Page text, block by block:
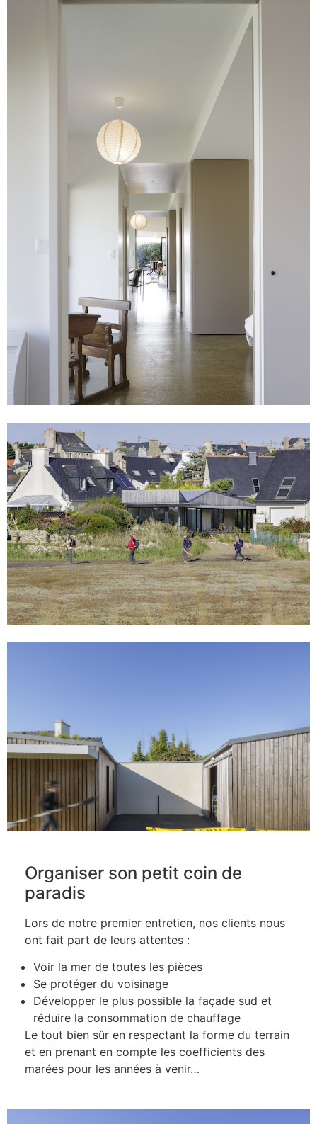
Organiser son petit coin de
paradis
Lors de notre premier entretien, nos clients nous
ont fait part de leurs attentes :
Voir la mer de toutes les pièces
Se protéger du voisinage
Développer le plus possible la façade sud et
réduire la consommation de chauffage
Le tout bien sûr en respectant la forme du terrain
et en prenant en compte les coefficients des
marées pour les années à venir…